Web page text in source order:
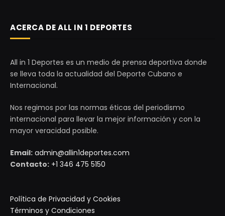
ACERCA DE ALL IN 1 DEPORTES
All in 1 Deportes es un medio de prensa deportiva donde
se lleva toda la actualidad del Deporte Cubano e
Internacional.
Nos regimos por las normas éticas del periodismo
internacional para llevar la mejor información y con la
mayor veracidad posible.
Email: admin@allin1deportes.com
Contacto: +1 346 475 5150
Política de Privacidad y Cookies
Términos y Condiciones